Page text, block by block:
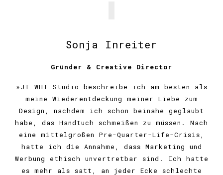
Sonja Inreiter
Gründer & Creative Director
»JT WHT Studio beschreibe ich am besten als
meine Wiederentdeckung meiner Liebe zum
Design, nachdem ich schon beinahe geglaubt
habe, das Handtuch schmeißen zu müssen. Nach
eine mittelgroßen Pre-Quarter-Life-Crisis,
hatte ich die Annahme, dass Marketing und
Werbung ethisch unvertretbar sind. Ich hatte
es mehr als satt, an jeder Ecke schlechte